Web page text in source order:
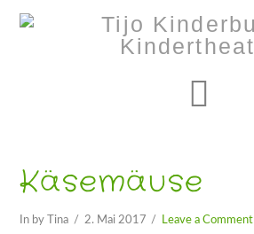
Käsemäuse
In by Tina 2. Mai 2017 Leave a Comment